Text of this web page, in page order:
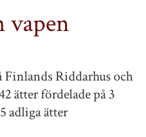
vapen
Finlands Riddarhus och
ätter fördelade på 3
adliga ätter